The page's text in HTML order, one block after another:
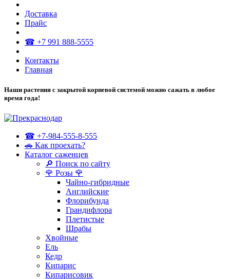
Доставка
Прайс
☎ +7 991 888-5555
Контакты
Главная
Наши растения с закрытой корневой системой можно сажать в любое
время года!
☎ +7-984-555-8-555
🚗 Как проехать?
Каталог саженцев
🔎 Поиск по сайту
🌹 Розы 🌹
Чайно-гибридные
Английские
Флорибунда
Грандифлора
Плетистые
Шрабы
Хвойные
Ель
Кедр
Кипарис
Кипарисовик